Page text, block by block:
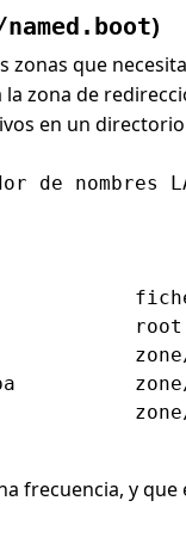
)
zonas que
la zona de
en un
nombres
fichero
zone/
zone/
frecuencia, y